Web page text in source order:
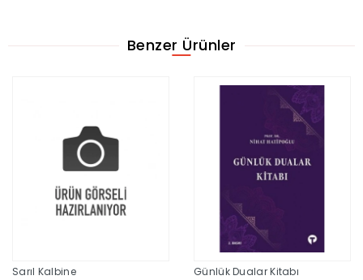
Benzer Ürünler
Sarıl Kalbine Günlük Dualar Kitabı